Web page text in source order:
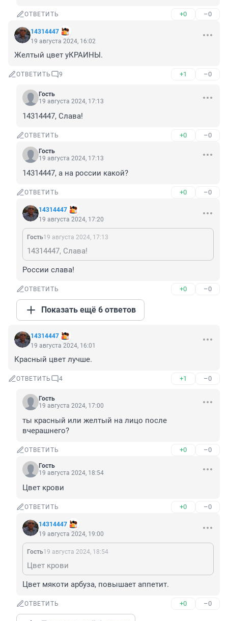
ОТВЕТИТЬ +0 –0
14314447
19 августа 2024, 16:02
Желтый цвет уКРАИНЫ.
ОТВЕТИТЬ 9 +1 –0
Гость
19 августа 2024, 17:13
14314447, Слава!
ОТВЕТИТЬ +0 –0
Гость
19 августа 2024, 17:13
14314447, а на россии какой?
ОТВЕТИТЬ +0 –0
14314447
19 августа 2024, 17:20
Гость19 августа 2024, 17:13
14314447, Слава!
России слава!
ОТВЕТИТЬ +0 –0
Показать ещё 6 ответов
14314447
19 августа 2024, 16:01
Красный цвет лучше.
ОТВЕТИТЬ 4 +1 –0
Гость
19 августа 2024, 17:00
ты красный или желтый на лицо после
вчерашнего?
ОТВЕТИТЬ +0 –0
Гость
19 августа 2024, 18:54
Цвет крови
ОТВЕТИТЬ +0 –0
14314447
19 августа 2024, 19:00
Гость19 августа 2024, 18:54
Цвет крови
Цвет мякоти арбуза, повышает аппетит.
ОТВЕТИТЬ +0 –0